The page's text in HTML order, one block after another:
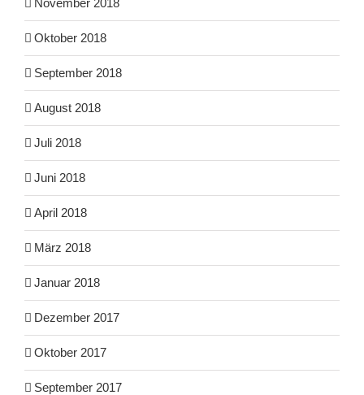
November 2018
Oktober 2018
September 2018
August 2018
Juli 2018
Juni 2018
April 2018
März 2018
Januar 2018
Dezember 2017
Oktober 2017
September 2017